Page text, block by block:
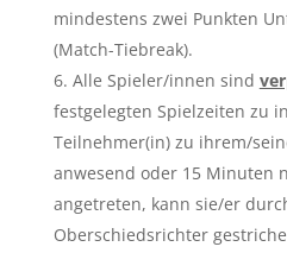
mindestens zwei Punkten
(Match-Tiebreak).
Alle Spieler/innen sind
festgelegten Spielzeiten zu
Teilnehmer(in) zu ihrem/
anwesend oder 15 Minuten
angetreten, kann sie/er
Oberschiedsrichter